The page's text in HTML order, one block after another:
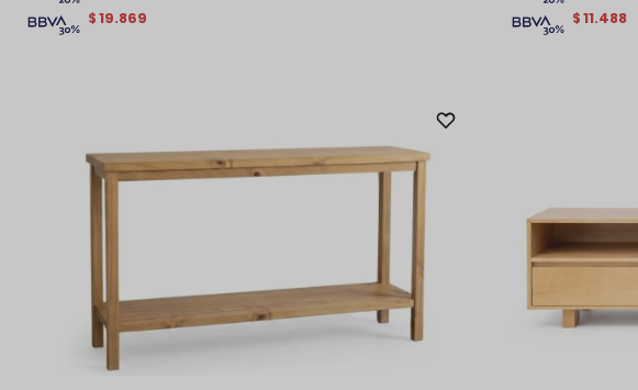
$19.869 $ 11.488